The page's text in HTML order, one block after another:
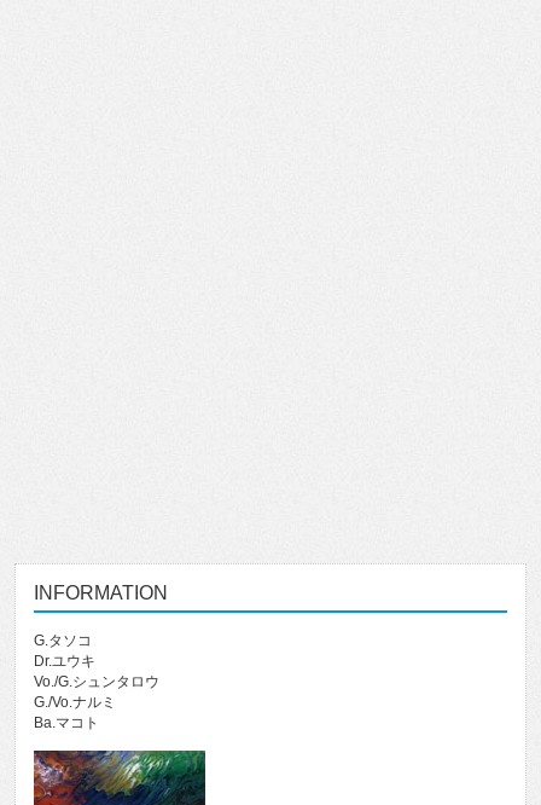
INFORMATION
G.タソコ
Dr.ユウキ
Vo./G.シュンタロウ
G./Vo.ナルミ
Ba.マコト